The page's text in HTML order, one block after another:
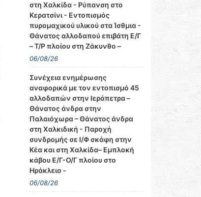
στη Χαλκίδα - Ρύπανση στο
Κερατσίνι - Εντοπισμός
πυρομαχικού υλικού στα Ίσθμια -
Θάνατος αλλοδαπού επιβάτη Ε/Γ
– Τ/Ρ πλοίου στη Ζάκυνθο –
06/08/26
Συνέχεια ενημέρωσης
αναφορικά με τον εντοπισμό 45
αλλοδαπών στην Ιεράπετρα –
Θάνατος άνδρα στην
Παλαιόχωρα – Θάνατος άνδρα
στη Χαλκιδική - Παροχή
συνδρομής σε Ι/Φ σκάφη στην
Κέα και στη Χαλκίδα– Εμπλοκή
κάβου Ε/Γ-Ο/Γ πλοίου στο
Ηράκλειο -
06/08/26